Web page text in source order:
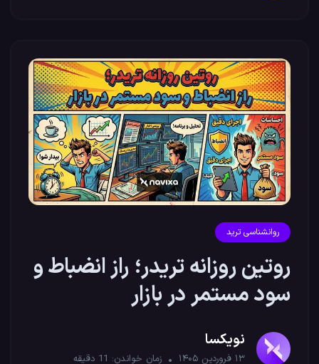
روانشناسی ترید
روتین روزانه تریدر؛ راز انضباط و
سود مستمر در بازار
نویکسا
۱۳ فروردین ۱۴۰۵ زمان خواندن: 11 دقیقه